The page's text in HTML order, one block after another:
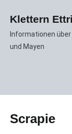
Inhalt
springen
Klettern
Informationen
und Mayen
Scrapie